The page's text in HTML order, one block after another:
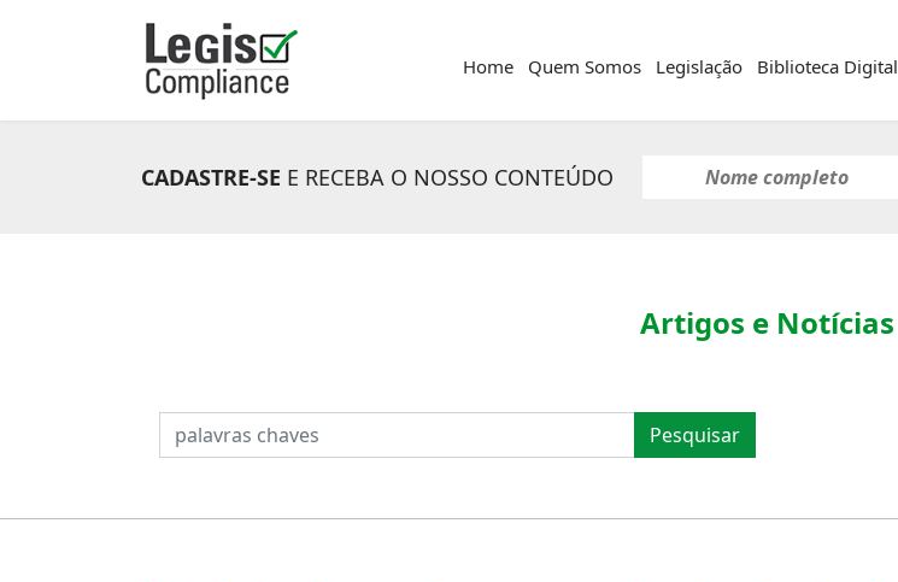
Home Quem Somos Legislação Biblioteca Digital
CADASTRE-SE E RECEBA O NOSSO CONTEÚDO
PESQUISAR Pesquisar
Artigos e Notícias